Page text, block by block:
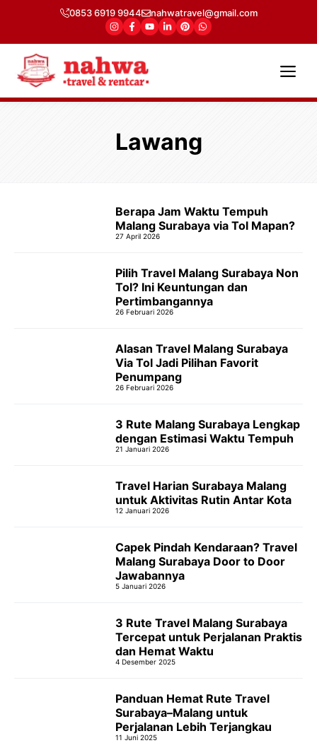
isi
0853 6919 9944 nahwatravel@gmail.com
Lawang
Berapa Jam Waktu Tempuh
Malang Surabaya via Tol Mapan?
27 April 2026
Pilih Travel Malang Surabaya Non
Tol? Ini Keuntungan dan
Pertimbangannya
26 Februari 2026
Alasan Travel Malang Surabaya
Via Tol Jadi Pilihan Favorit
Penumpang
26 Februari 2026
3 Rute Malang Surabaya Lengkap
dengan Estimasi Waktu Tempuh
21 Januari 2026
Travel Harian Surabaya Malang
untuk Aktivitas Rutin Antar Kota
12 Januari 2026
Capek Pindah Kendaraan? Travel
Malang Surabaya Door to Door
Jawabannya
5 Januari 2026
3 Rute Travel Malang Surabaya
Tercepat untuk Perjalanan Praktis
dan Hemat Waktu
4 Desember 2025
Panduan Hemat Rute Travel
Surabaya–Malang untuk
Perjalanan Lebih Terjangkau
11 Juni 2025